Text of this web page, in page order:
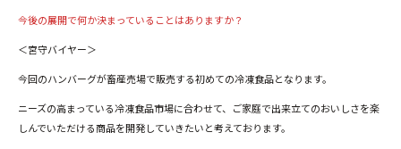
今後の展開で何か決まっていることはありますか？
＜宮守バイヤー＞
今回のハンバーグが畜産売場で販売する初めての冷凍食品となります。
ニーズの高まっている冷凍食品市場に合わせて、ご家庭で出来立てのおいしさを楽
しんでいただける商品を開発していきたいと考えております。